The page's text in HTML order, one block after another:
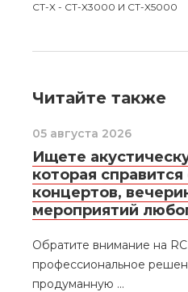
CT-X - CT-X3000 И CT-X5000
Читайте также
05 августа 2026
Ищете
которая
концертов,
мероприятий
Обратите внимание на
профессиональное
продуманную ...